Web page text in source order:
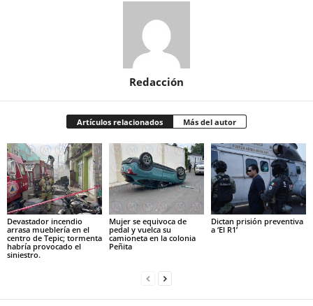
Redacción
Artículos relacionados Más del autor
Devastador incendio
arrasa mueblería en el
centro de Tepic; tormenta
habría provocado el
siniestro.
Mujer se equivoca de
pedal y vuelca su
camioneta en la colonia
Peñita
Dictan prisión preventiva
a ‘El R1’